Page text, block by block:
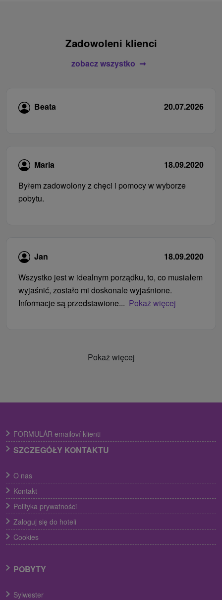
Zadowoleni klienci
zobacz wszystko
Beata 20.07.2026
Maria
18.09.2020
Byłem zadowolony z chęci i pomocy w wyborze
pobytu.
Jan
18.09.2020
Wszystko jest w idealnym porządku, to, co musiałem
wyjaśnić, zostało mi doskonale wyjaśnione.
Informacje są przedstawione... Pokaż więcej
Pokaż więcej
FORMULÁR emailoví klienti
SZCZEGÓŁY KONTAKTU
O nas
Kontakt
Polityka prywatności
Zaloguj się do hoteli
Cookies
POBYTY
Sylwester